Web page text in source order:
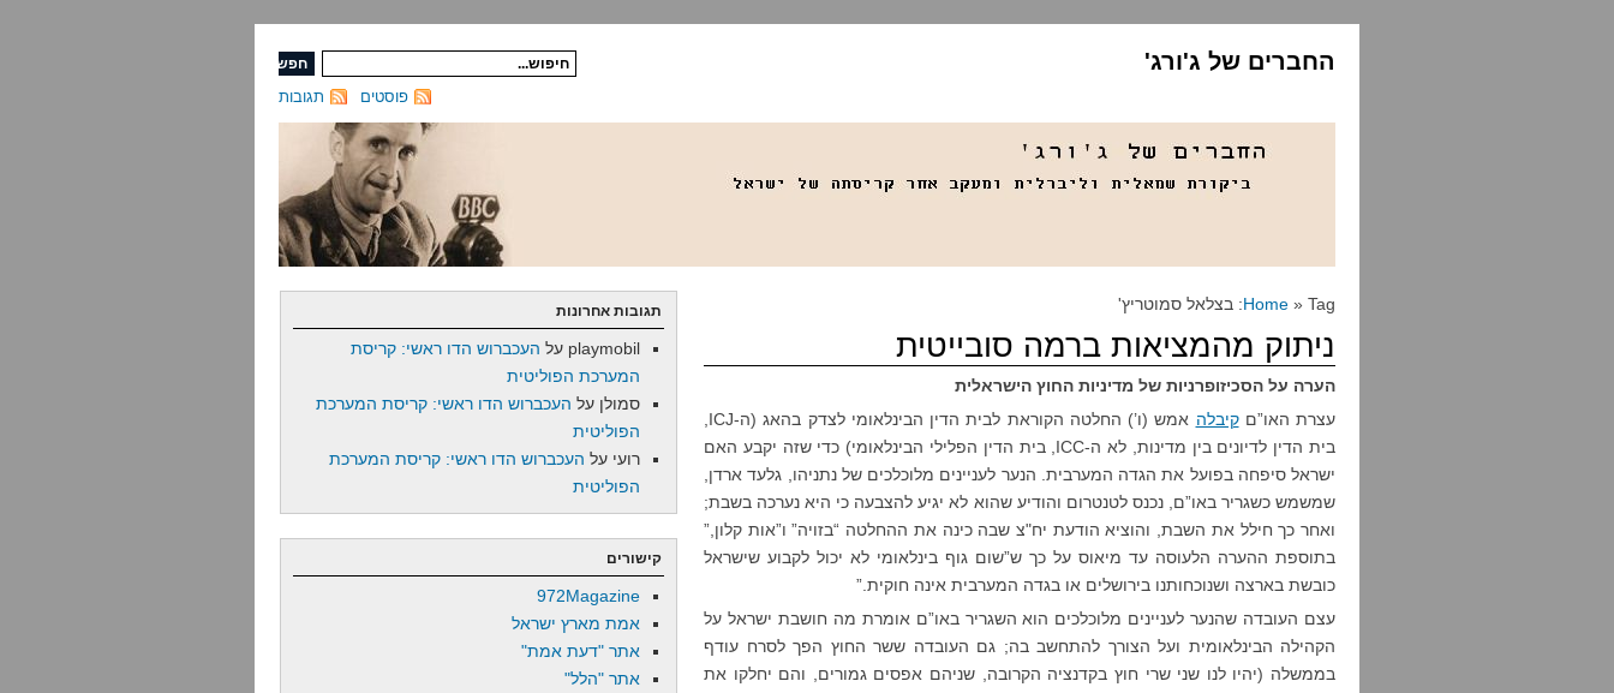
החברים של ג'ורג'
תגובות פוסטים
Home » Tag: בצלאל סמוטריץ'
ניתוק מהמציאות ברמה סובייטית
הערה על הסכיזופרניות של מדיניות החוץ הישראלית
עצרת האו”םקיבלה
בית הדין לדיונים בין מדינות, לא ה-ICC, בית הדין הפלילי הבינלאומי) כדי שזה יקבע האם
ישראל סיפחה בפועל את הגדה המערבית. הנער לעניינים מלוכלכים של נתניהו, גלעד ארדן,
שמשמש כשגריר באו”ם, נכנס לטנטרום והודיע שהוא לא יגיע להצבעה כי היא נערכה בשבת;
ואחר כך חילל את השבת, והוציא הודעת יח"צ שבה כינה את ההחלטה “בזויה” ו”אות קלון,”
בתוספת ההערה הלעוסה עד מיאוס על כך ש”שום גוף בינלאומי לא יכול לקבוע שישראל
כובשת בארצה ושנוכחותנו בירושלים או בגדה המערבית אינה חוקית.”
עצם העובדה שהנער לעניינים מלוכלכים הוא השגריר באו”ם אומרת מה חושבת ישראל על
הקהילה הבינלאומית ועל הצורך להתחשב בה; גם העובדה ששר החוץ הפך לסרח עודף
בממשלה (יהיו לנו שני שרי חוץ בקדנציה הקרובה, שניהם אפסים גמורים, והם יחלקו את
תגובות אחרונות
playmobil על העכברוש הדו ראשי: קריסת
המערכת הפוליטית
סמולן על העכברוש הדו ראשי: קריסת המערכת
הפוליטית
רועי על העכברוש הדו ראשי: קריסת המערכת
הפוליטית
קישורים
972Magazine
אמת מארץ ישראל
אתר "דעת אמת"
אתר "הלל"